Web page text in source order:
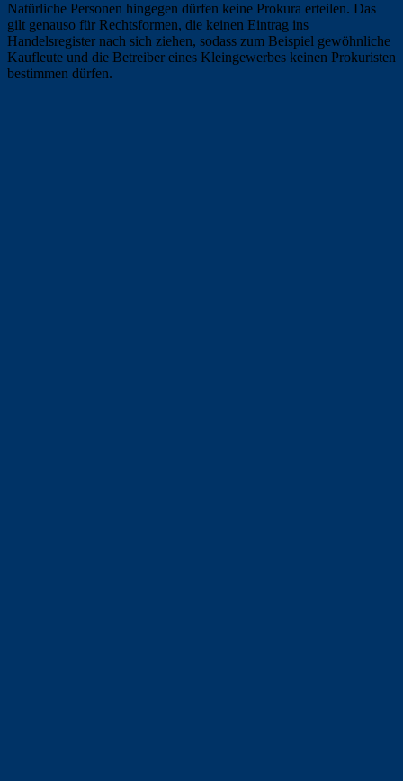
Natürliche Personen hingegen dürfen keine Prokura erteilen. Das
gilt genauso für Rechtsformen, die keinen Eintrag ins
Handelsregister nach sich ziehen, sodass zum Beispiel gewöhnliche
Kaufleute und die Betreiber eines Kleingewerbes keinen Prokuristen
bestimmen dürfen.